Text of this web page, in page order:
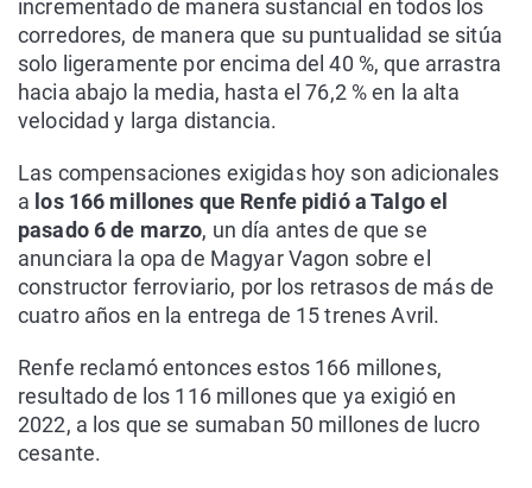
incrementado de manera sustancial en todos los
corredores, de manera que su puntualidad se sitúa
solo ligeramente por encima del 40 %, que arrastra
hacia abajo la media, hasta el 76,2 % en la alta
velocidad y larga distancia.
Las compensaciones exigidas hoy son adicionales
a los 166 millones que Renfe pidió a Talgo el
pasado 6 de marzo, un día antes de que se
anunciara la opa de Magyar Vagon sobre el
constructor ferroviario, por los retrasos de más de
cuatro años en la entrega de 15 trenes Avril.
Renfe reclamó entonces estos 166 millones,
resultado de los 116 millones que ya exigió en
2022, a los que se sumaban 50 millones de lucro
cesante.